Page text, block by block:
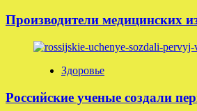
Производители медицинских
Здоровье
Российские ученые создали